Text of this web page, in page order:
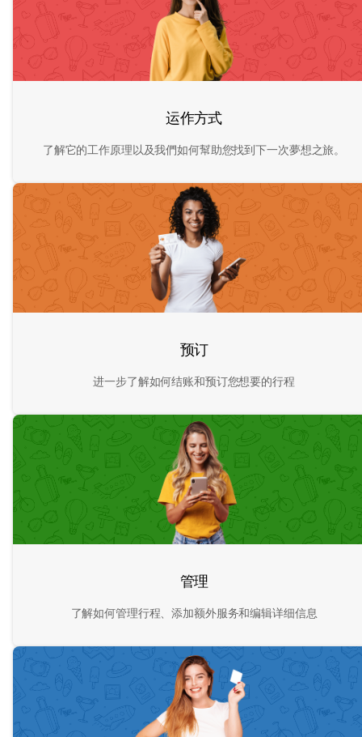
运作方式
了解它的工作原理以及我們如何幫助您找到下一次夢想之旅。
预订
进一步了解如何结账和预订您想要的行程
管理
了解如何管理行程、添加额外服务和编辑详细信息